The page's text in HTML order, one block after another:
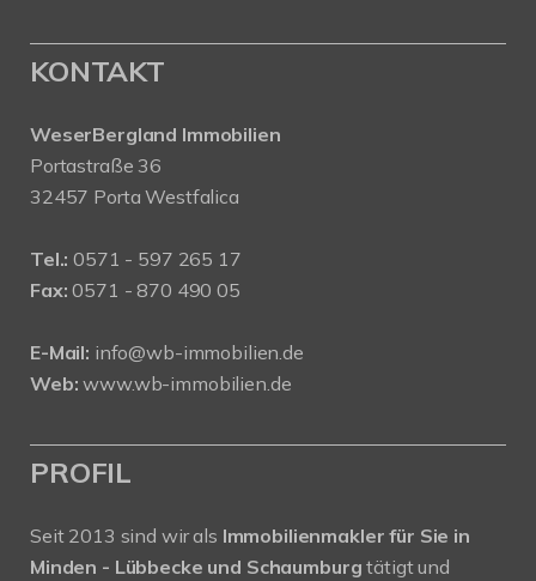
KONTAKT
WeserBergland Immobilien
Portastraße 36
32457 Porta Westfalica
Tel.: 0571 - 597 265 17
Fax: 0571 - 870 490 05
E-Mail: info@wb-immobilien.de
Web: www.wb-immobilien.de
PROFIL
Seit 2013 sind wir als Immobilienmakler für Sie in
Minden - Lübbecke und Schaumburgtätigt und